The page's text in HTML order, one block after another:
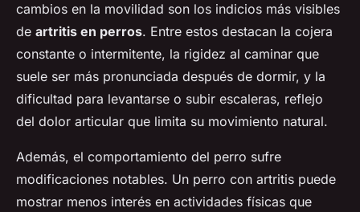
cambios en la movilidad son los indicios más visibles
de artritis en perros. Entre estos destacan la cojera
constante o intermitente, la rigidez al caminar que
suele ser más pronunciada después de dormir, y la
dificultad para levantarse o subir escaleras, reflejo
del dolor articular que limita su movimiento natural.
Además, el comportamiento del perro sufre
modificaciones notables. Un perro con artritis puede
mostrar menos interés en actividades físicas que